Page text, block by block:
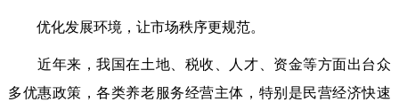
优化发展环境，让市场秩序更规范。
近年来，我国在土地、税收、人才、资金等方面出台众
多优惠政策，各类养老服务经营主体，特别是民营经济快速